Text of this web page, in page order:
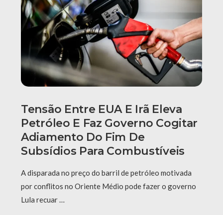
Tensão Entre EUA E Irã Eleva
Petróleo E Faz Governo Cogitar
Adiamento Do Fim De
Subsídios Para Combustíveis
A disparada no preço do barril de petróleo motivada
por conflitos no Oriente Médio pode fazer o governo
Lula recuar …